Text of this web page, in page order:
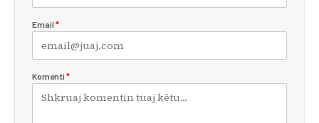
Email *
Komenti *